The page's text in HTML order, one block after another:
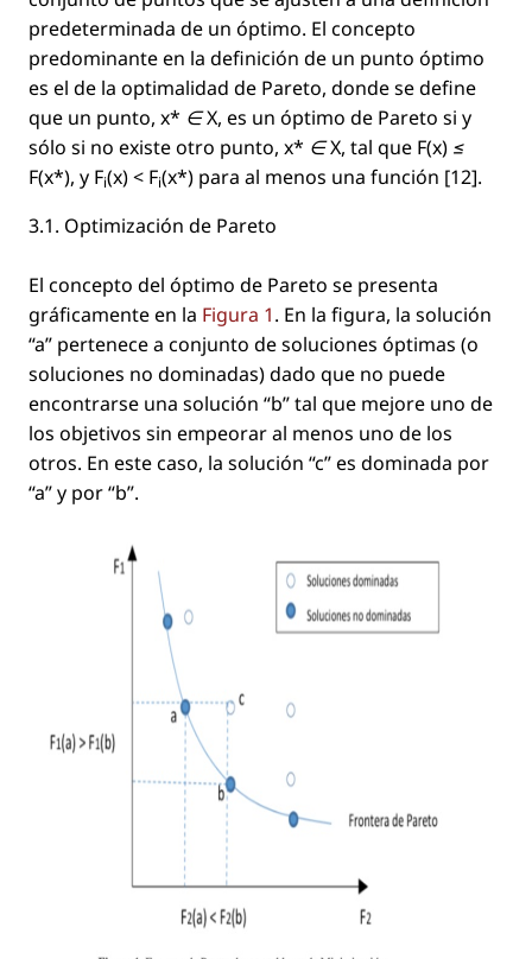
predeterminada de un óptimo. El concepto
predominante en la deﬁnición de un punto óptimo
es el de la optimalidad de Pareto, donde se deﬁne
que un punto, x* ∈ X, es un óptimo de Pareto si y
sólo si no existe otro punto, x* ∈ X, tal que F(x) ≤
F(x*), y Fi(x) < Fi(x*) para al menos una función [12].
3.1. Optimización de Pareto
El concepto del óptimo de Pareto se presenta
gráﬁcamente en la Figura 1. En la ﬁgura, la solución
“a” pertenece a conjunto de soluciones óptimas (o
soluciones no dominadas) dado que no puede
encontrarse una solución “b”tal que mejore uno de
los objetivos sin empeorar al menos uno de los
otros. En este caso, la solución “c”es dominada por
“a”y por“b”.